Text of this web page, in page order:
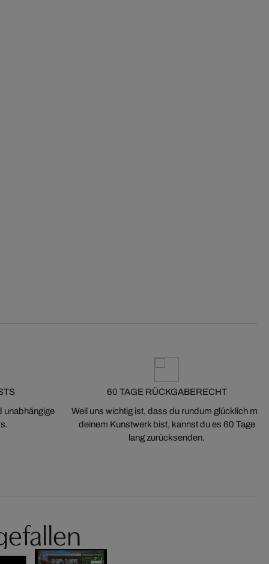
unabhängige
60 TAGE RÜCKGABERECHT
Weil uns wichtig ist, dass du rundum glücklich mit
deinem Kunstwerk bist, kannst du es 60 Tage
lang zurücksenden.